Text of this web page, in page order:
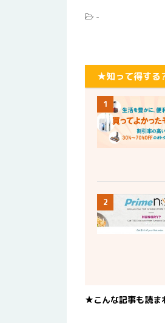
-
★知って得する
1
2
★こんな記事も読ま